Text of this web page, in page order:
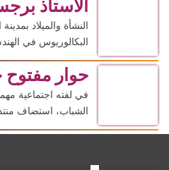
الأستاذ
النشأة والميلاد
البكالوريوس في
حوار
في لفته اجتماعية
الشباب، استضاف